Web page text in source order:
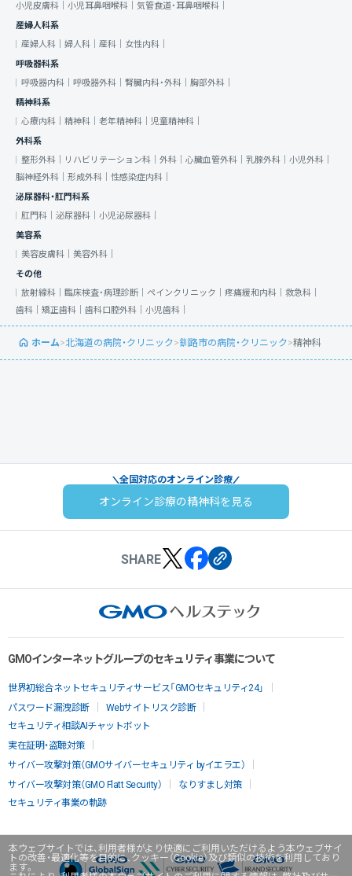
本ウェブサイトでは、利用者様がより快適にご利用いただけるよう本ウェブサイ
トの改善・最適化等を目的に、クッキー（Cookie）及び類似の技術を利用しており
ます。
小児皮膚科｜ 小児耳鼻咽喉科｜ 気管食道・耳鼻咽喉科｜
産婦人科系
産婦人科｜ 婦人科｜ 産科｜ 女性内科｜
呼吸器科系
呼吸器内科｜ 呼吸器外科｜ 腎臓内科・外科｜ 胸部外科｜
精神科系
心療内科｜ 精神科｜ 老年精神科｜ 児童精神科｜
外科系
整形外科｜
リハビリテーション科｜ 外科｜ 心臓血管外科｜ 乳腺外科｜ 小児外科｜
脳神経外科｜ 形成外科｜ 性感染症内科｜
泌尿器科・肛門科系
肛門科｜ 泌尿器科｜ 小児泌尿器科｜
美容系
美容皮膚科｜ 美容外科｜
その他
放射線科｜ 臨床検査・病理診断｜ ペインクリニック｜ 疼痛緩和内科｜ 救急科｜
歯科｜ 矯正歯科｜ 歯科口腔外科｜ 小児歯科｜
ホーム>北海道の病院・クリニック>釧路市の病院・クリニック>精神科
全国対応のオンライン診療
オンライン診療の精神科を見る
SHARE
GMOインターネットグループのセキュリティ事業について
世界初総合ネットセキュリティサービス「GMOセキュリティ24」
パスワード漏洩診断
Webサイトリスク診断
セキュリティ相談AIチャットボット
実在証明・盗聴対策
サイバー攻撃対策（GMOサイバーセキュリティ byイエラエ）
サイバー攻撃対策（GMO Flatt Security）
なりすまし対策
セキュリティ事業の軌跡